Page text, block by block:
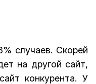
случаев. Скорей
на другой сайт,
конкурента. У